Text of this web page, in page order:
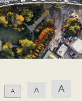
A A A